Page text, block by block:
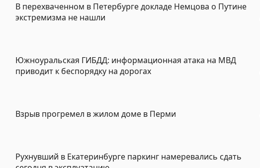
В перехваченном в Петербурге докладе Немцова о Путине
экстремизма не нашли
Южноуральская ГИБДД: информационная атака на МВД
приводит к беспорядку на дорогах
Взрыв прогремел в жилом доме в Перми
Рухнувший в Екатеринбурге паркинг намеревались сдать